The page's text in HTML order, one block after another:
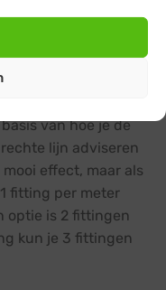
grotere
van hoe je de
lijn adviseren
effect, maar als
fitting per meter
optie is 2 fittingen
kun je 3 fittingen